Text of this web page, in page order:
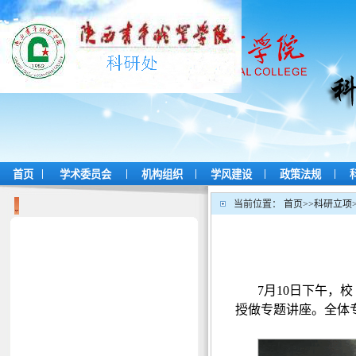
首页 | 学术委员会 | 机构组织 | 学风建设 | 政策法规 |
当前位置： 首页>>科研立项
7月10日下午，
授做专题讲座。全体